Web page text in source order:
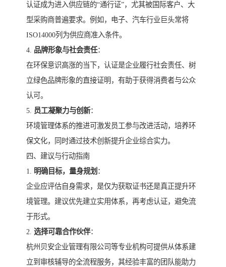
认证成为进入供应链的“通行证”，尤其被国际客户、大
型采购商普遍要求。例如，电子、汽车行业巨头常将
ISO14000列为供应商准入条件。
4. 品牌形象与社会责任：
在环保意识高涨的当下，认证是企业履行社会责任、树
立绿色品牌形象的直接证明，有助于获得消费者与公众
认可。
5. 员工凝聚力与创新：
环境管理体系的推进可激发员工参与改进活动，培养环
保文化，同时通过技术创新提升企业综合实力。
四、建议与行动指南
1. 明确目标，量身规划 ：
企业应评估自身需求，是仅为获取证书还是真正提升环
境管理。建议优先建立实用体系，再考虑认证，避免流
于形式。
2. 选择可靠合作伙伴：
杭州贝安企业管理有限公司等专业机构可提供从体系建
立到审核辅导的全流程服务，其经验丰富的团队能助力